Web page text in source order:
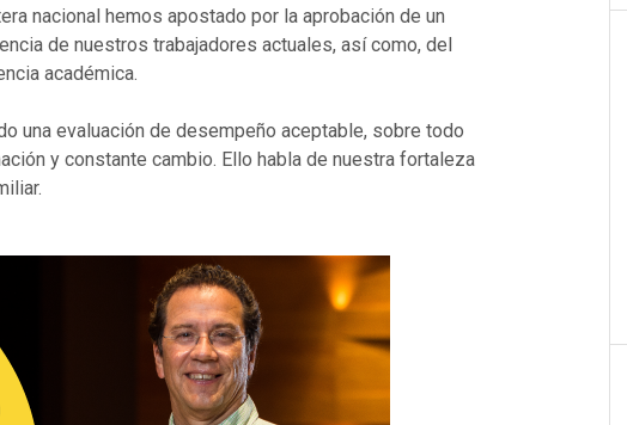
nacional hemos apostado por la aprobación de un
de nuestros trabajadores actuales, así como, del
académica.
una evaluación de desempeño aceptable, sobre todo
y constante cambio. Ello habla de nuestra fortaleza